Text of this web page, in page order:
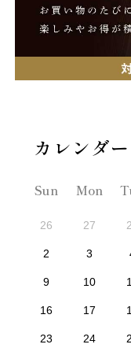
Sun Mon
26 27
2 3
9 10
16 17
23 24